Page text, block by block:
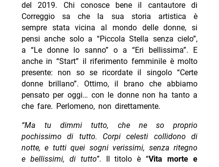
del 2019. Chi conosce bene il cantautore di
Correggio sa che la sua storia artistica è
sempre stata vicina al mondo delle donne, si
pensi anche solo a “Piccola Stella senza cielo”,
a “Le donne lo sanno” o a “Eri bellissima”. E
anche in “Start” il riferimento femminile è molto
presente: non so se ricordate il singolo “Certe
donne brillano”. Ottimo, il brano che abbiamo
pensato per oggi… con le donne non ha tanto a
che fare. Perlomeno, non direttamente.
“Ma tu dimmi tutto, che ne so proprio
pochissimo di tutto. Corpi celesti collidono di
notte, e tutti quei sogni verissimi, senza ritegno
e bellissimi, di tutto”. Il titolo è “Vita morte e